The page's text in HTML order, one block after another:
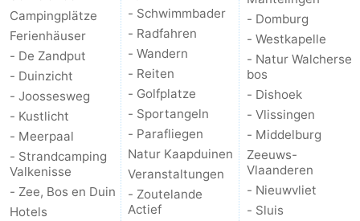
Campingplätze
Ferienhäuser
- De Zandput
- Duinzicht
- Joossesweg
- Kustlicht
- Meerpaal
- Strandcamping
Valkenisse
- Zee, Bos en Duin
Hotels
- Schwimmbader
- Radfahren
- Wandern
- Reiten
- Golfplatze
- Sportangeln
- Parafliegen
Natur Kaapduinen
Veranstaltungen
- Zoutelande
Actief
- Domburg
- Westkapelle
- Natur Walcherse
bos
- Dishoek
- Vlissingen
- Middelburg
Zeeuws-
Vlaanderen
- Nieuwvliet
- Sluis